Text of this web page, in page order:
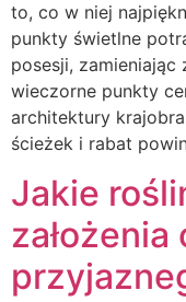
to, co w niej
punkty świetlne
posesji, zamieniając
wieczorne punkty
architektury
ścieżek i rabat
Jakie
założenia